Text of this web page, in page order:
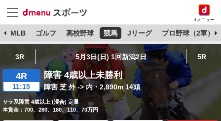
dメニュー
MLB ゴルフ 高校野球 競馬 Jリーグ プロ野球（2軍）
3R 5月3日(日) 1回新潟2日 5R
4R
11:15
障害 4歳以上未勝利
障害 芝 外 -> 内・2,890m 14頭
サラ系障害 4歳以上 (混合) 定量
本賞金：700、280、180、110、70万円